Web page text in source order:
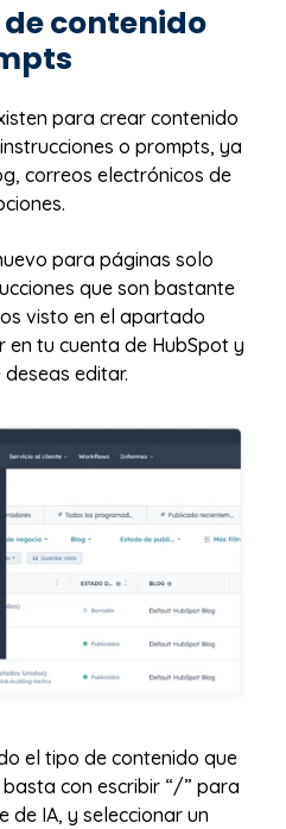
contenido
para crear contenido
o prompts, ya
correos electrónicos de
para páginas solo
que son bastante
visto en el apartado
tu cuenta de HubSpot y
editar.
el tipo de contenido que
con escribir “/” para
de IA, y seleccionar un